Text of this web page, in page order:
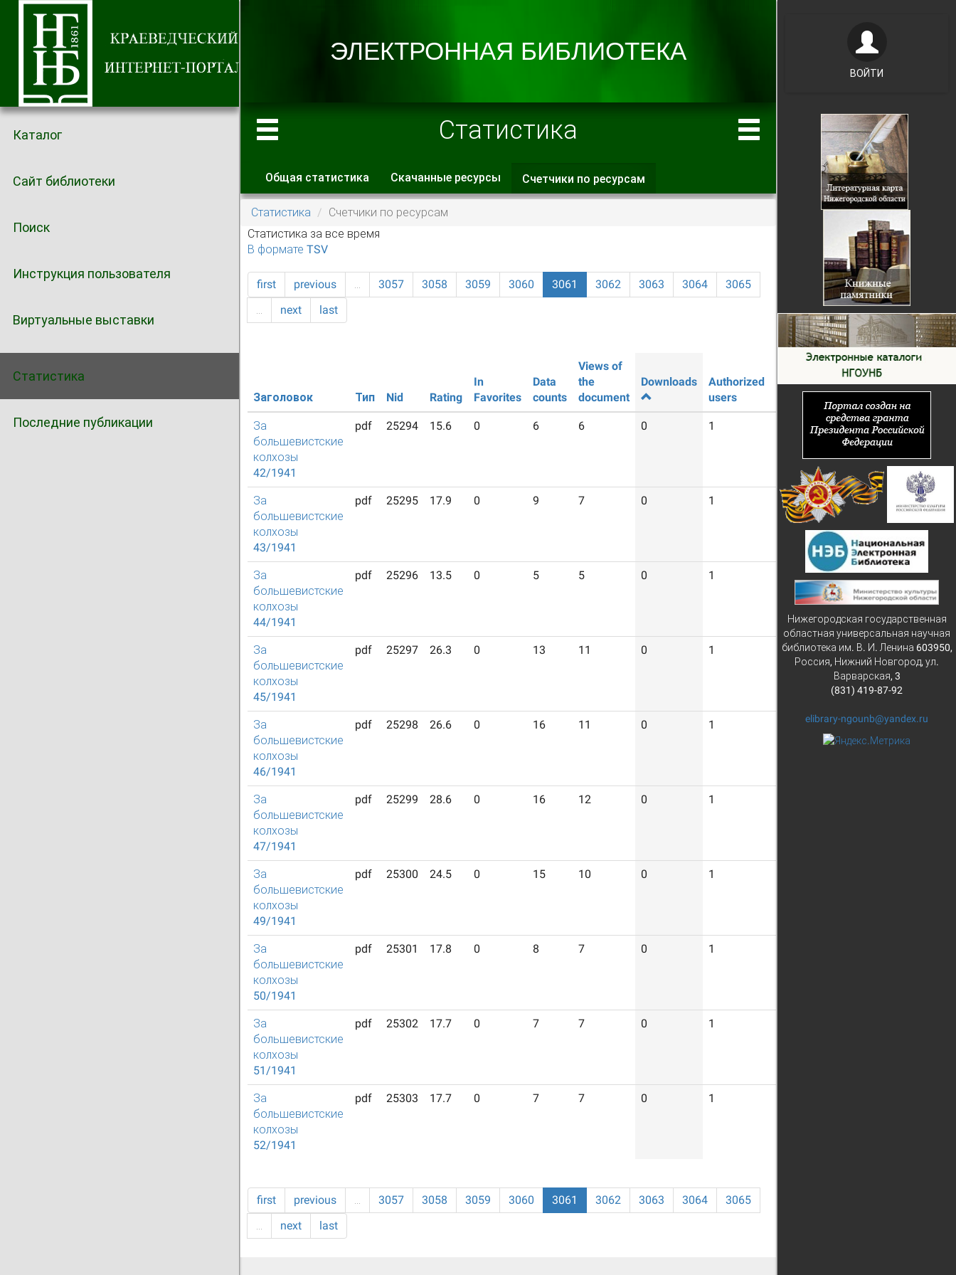
Каталог
Сайт библиотеки
Поиск
Инструкция пользователя
Виртуальные выставки
Статистика
Последние публикации
Статистика
Главные вкладки
Общая статистика Скачанные ресурсы Счетчики по ресурсам
вкладка)
Статистика
Счетчики по ресурсам
Статистика за все время
В формате TSV
first previous … 3057 3058 3059 3060 3061 3062 3063 3064
3065
…
next last
Заголовок Тип Nid Rating
In
Favorites
Data
counts
Views of
the
document
Downloads
Authorized
users
Guest
За
большевистские
колхозы
42/1941
pdf 25294 15.6 0 6 6 0 1
За
большевистские
колхозы
43/1941
pdf 25295 17.9 0 9 7 0 1 7
За
большевистские
колхозы
44/1941
pdf 25296 13.5 0 5 5 0 1
За
большевистские
колхозы
45/1941
pdf 25297 26.3 0 13 11 0 1 11
За
большевистские
колхозы
46/1941
pdf 25298 26.6 0 16 11 0 1
За
большевистские
колхозы
47/1941
pdf 25299 28.6 0 16 12 0 1
За
большевистские
колхозы
49/1941
pdf 25300 24.5 0 15 10 0 1
За
большевистские
колхозы
50/1941
pdf 25301 17.8 0 8 7 0 1
За
большевистские
колхозы
51/1941
pdf 25302 17.7 0 7 7 0 1
За
большевистские
колхозы
52/1941
pdf 25303 17.7 0 7 7 0 1
first previous … 3057 3058 3059 3060 3061 3062 3063 3064
3065
…
next last
ВОЙТИ
Нижегородская государственная
областная универсальная научная
библиотека им. В. И. Ленина 603950,
Россия, Нижний Новгород, ул.
Варварская, 3
(831) 419-87-92
elibrary-ngounb@yandex.ru